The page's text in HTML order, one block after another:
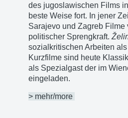
des jugoslawischen Films
beste Weise fort. In jener
Sarajevo und Zagreb
politischer Sprengkraft.
sozialkritischen Arbeiten
Kurzfilme sind heute
als Spezialgast der im
eingeladen.
> mehr/more